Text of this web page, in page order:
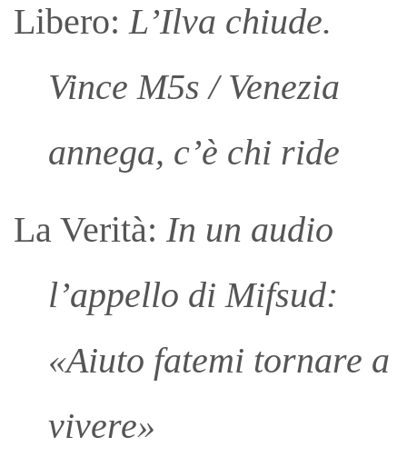
Libero:L’Ilva chiude.
Vince M5s / Venezia
annega, c’è chi ride
La Verità: In un audio
l’appello di Mifsud:
«Aiuto fatemi tornare a
vivere»